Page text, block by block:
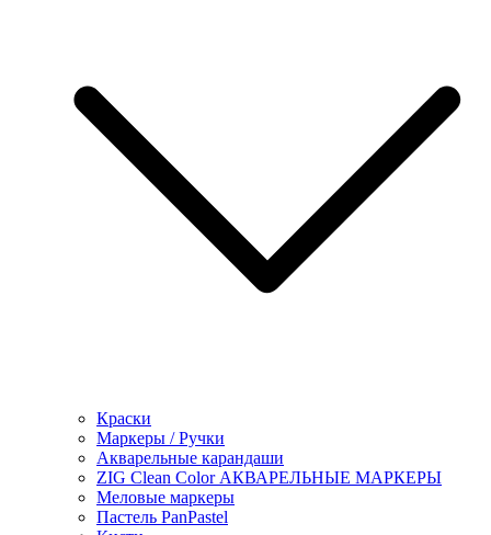
Краски
Маркеры / Ручки
Акварельные карандаши
ZIG Clean Color АКВАРЕЛЬНЫЕ МАРКЕРЫ
Меловые маркеры
Пастель PanPastel